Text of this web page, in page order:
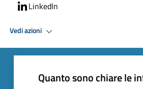
LinkedIn
Vedi azioni
Quanto sono chiare le